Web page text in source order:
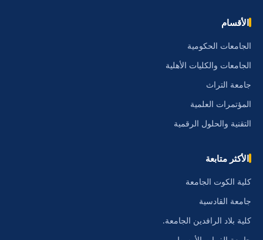
الأقسام
الجامعات الحكومية
الجامعات والكليات الأهلية
جامعة التراث
المؤتمرات العلمية
التقنية والحلول الرقمية
الأكثر متابعة
كلية الكوت الجامعة
جامعة القادسية
كلية بلاد الرافدين الجامعة.